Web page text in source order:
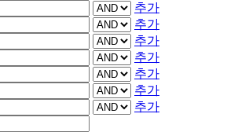
추가
추가
추가
추가
추가
추가
추가